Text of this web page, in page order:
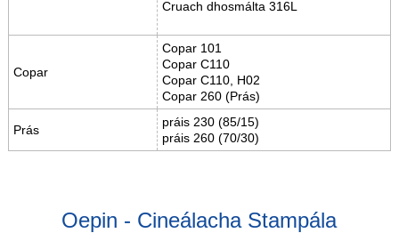
Cruach dhosmálta 316L
Copar
Copar 101
Copar C110
Copar C110, H02
Copar 260 (Prás)
Prás
práis 230 (85/15)
práis 260 (70/30)
Oepin - Cineálacha Stampála